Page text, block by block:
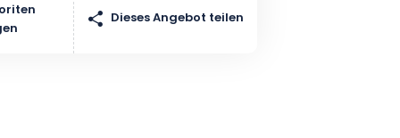
Dieses Angebot teilen